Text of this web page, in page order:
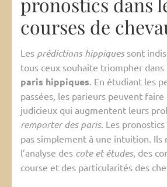
courses de
Les prédictions hippiquessont
tous ceux souhaite triompher
paris hippiques. En étudiant les
passées, les parieurs peuvent faire
judicieux qui augmentent leurs
remporter des paris. Les
pas simplement à une intuition. Ils
l’analyse des cote et études, des
course et des particularités des